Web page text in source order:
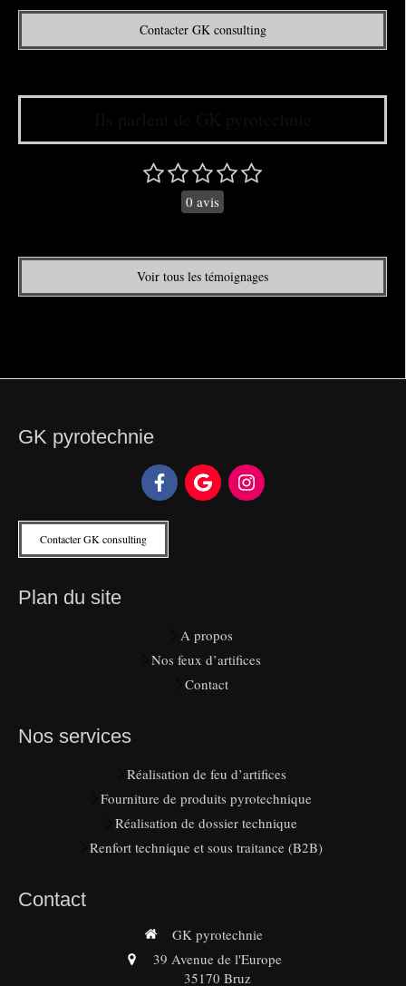
Contacter GK consulting
0 avis
Voir tous les témoignages
GK pyrotechnie
Contacter GK consulting
Plan du site
A propos
Nos feux d’artifices
Contact
Nos services
Réalisation de feu d’artifices
Fourniture de produits pyrotechnique
Réalisation de dossier technique
Renfort technique et sous traitance (B2B)
Contact
GK pyrotechnie
39 Avenue de l'Europe
35170 Bruz